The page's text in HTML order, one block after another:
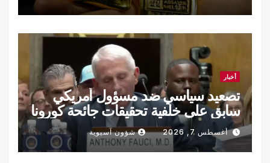
أخبار
تصعيد سياسي ضد مسؤول أمريكي
سابق على خلفية تحقيقات جائحة كورونا
أغسطس 7, 2026 شؤون آسيوية